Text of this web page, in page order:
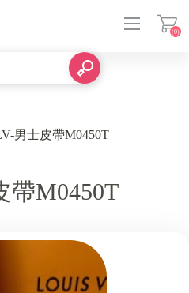
(0)
男士皮帶M0450T
帶M0450T